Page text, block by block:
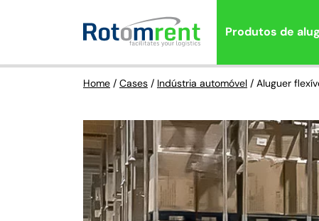
Produtos de
Home / Cases / Indústria automóvel / Aluguer